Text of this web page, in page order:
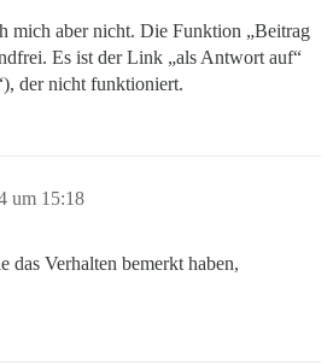
mich aber nicht. Die Funktion „Beitrag
Es ist der Link „als Antwort auf“
der nicht funktioniert.
um 15:18
das Verhalten bemerkt haben,